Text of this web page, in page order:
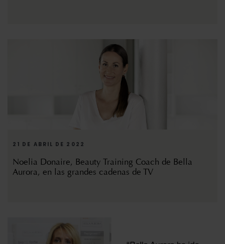
21 DE ABRIL DE 2022
Noelia Donaire, Beauty Training Coach de Bella
Aurora, en las grandes cadenas de TV